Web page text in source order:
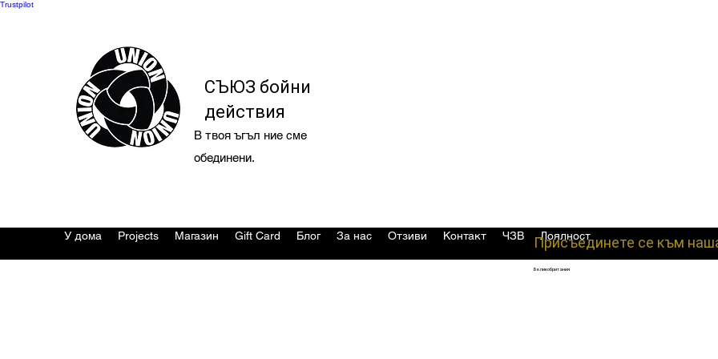
Trustpilot
СЪЮЗ бойни
действия
В твоя ъгъл ние сме
обединени.
У дома Projects Магазин Gift Card Блог За нас Отзиви Контакт ЧЗВ Лоялност
Присъединете се към
Великобритания